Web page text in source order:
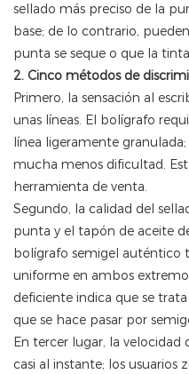
sellado más preciso de la
base; de ​​lo contrario,
punta se seque o que la
2. Cinco métodos de
Primero, la sensación al
unas líneas. El bolígrafo
línea ligeramente
mucha menos dificultad.
herramienta de venta.
Segundo, la calidad del
punta y el tapón de aceite
bolígrafo semigel auténtico
uniforme en ambos
deficiente indica que se
que se hace pasar por
En tercer lugar, la velocidad
casi al instante; los usuarios